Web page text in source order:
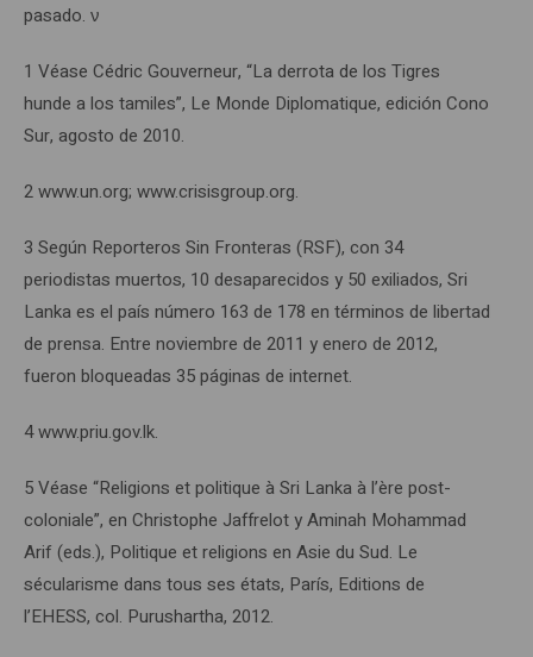
pasado. ν
1 Véase Cédric Gouverneur, “La derrota de los Tigres
hunde a los tamiles”, Le Monde Diplomatique, edición Cono
Sur, agosto de 2010.
2 www.un.org; www.crisisgroup.org.
3 Según Reporteros Sin Fronteras (RSF), con 34
periodistas muertos, 10 desaparecidos y 50 exiliados, Sri
Lanka es el país número 163 de 178 en términos de libertad
de prensa. Entre noviembre de 2011 y enero de 2012,
fueron bloqueadas 35 páginas de internet.
4 www.priu.gov.lk.
5 Véase “Religions et politique à Sri Lanka à l’ère post-
coloniale”, en Christophe Jaffrelot y Aminah Mohammad
Arif (eds.), Politique et religions en Asie du Sud. Le
sécularisme dans tous ses états, París, Editions de
l’EHESS, col. Purushartha, 2012.